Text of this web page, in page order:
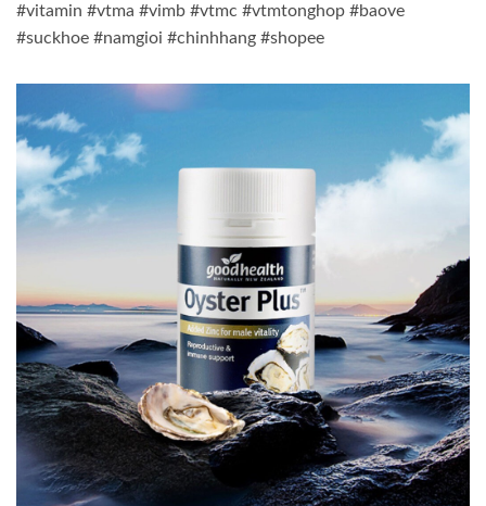
#vitamin #vtma #vimb #vtmc #vtmtonghop #baove
#suckhoe #namgioi #chinhhang #shopee